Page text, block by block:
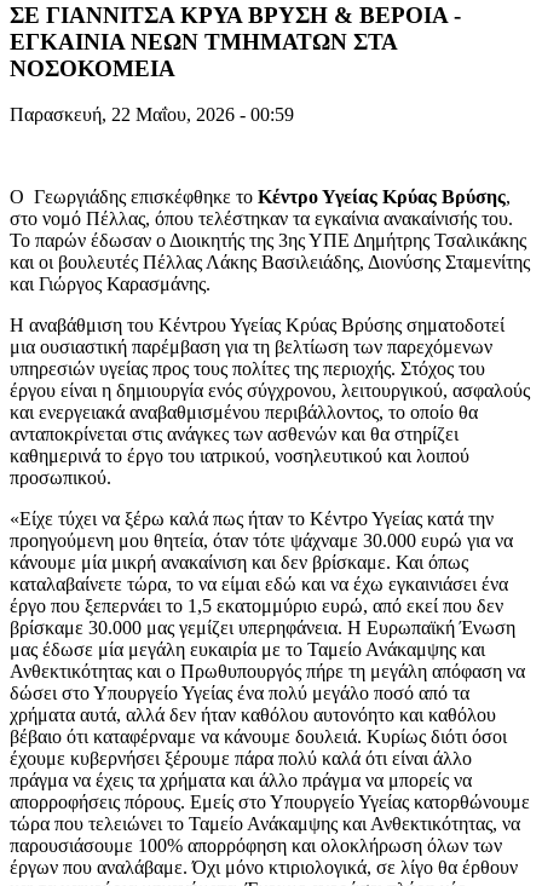
ΣΕ ΓΙΑΝΝΙΤΣΑ ΚΡΥΑ ΒΡΥΣΗ & ΒΕΡΟΙΑ -
ΕΓΚΑΙΝΙΑ ΝΕΩΝ ΤΜΗΜΑΤΩΝ ΣΤΑ
ΝΟΣΟΚΟΜΕΙΑ
Παρασκευή, 22 Μαΐου, 2026 - 00:59
Ο Γεωργιάδης επισκέφθηκε το Κέντρο Υγείας Κρύας Βρύσης,
στο νομό Πέλλας, όπου τελέστηκαν τα εγκαίνια ανακαίνισής του.
Το παρών έδωσαν ο Διοικητής της 3ης ΥΠΕ Δημήτρης Τσαλικάκης
και οι βουλευτές Πέλλας Λάκης Βασιλειάδης, Διονύσης Σταμενίτης
και Γιώργος Καρασμάνης.
Η αναβάθμιση του Κέντρου Υγείας Κρύας Βρύσης σηματοδοτεί
μια ουσιαστική παρέμβαση για τη βελτίωση των παρεχόμενων
υπηρεσιών υγείας προς τους πολίτες της περιοχής. Στόχος του
έργου είναι η δημιουργία ενός σύγχρονου, λειτουργικού, ασφαλούς
και ενεργειακά αναβαθμισμένου περιβάλλοντος, το οποίο θα
ανταποκρίνεται στις ανάγκες των ασθενών και θα στηρίζει
καθημερινά το έργο του ιατρικού, νοσηλευτικού και λοιπού
προσωπικού.
«Είχε τύχει να ξέρω καλά πως ήταν το Κέντρο Υγείας κατά την
προηγούμενη μου θητεία, όταν τότε ψάχναμε 30.000 ευρώ για να
κάνουμε μία μικρή ανακαίνιση και δεν βρίσκαμε. Και όπως
καταλαβαίνετε τώρα, το να είμαι εδώ και να έχω εγκαινιάσει ένα
έργο που ξεπερνάει το 1,5 εκατομμύριο ευρώ, από εκεί που δεν
βρίσκαμε 30.000 μας γεμίζει υπερηφάνεια. Η Ευρωπαϊκή Ένωση
μας έδωσε μία μεγάλη ευκαιρία με το Ταμείο Ανάκαμψης και
Ανθεκτικότητας και ο Πρωθυπουργός πήρε τη μεγάλη απόφαση να
δώσει στο Υπουργείο Υγείας ένα πολύ μεγάλο ποσό από τα
χρήματα αυτά, αλλά δεν ήταν καθόλου αυτονόητο και καθόλου
βέβαιο ότι καταφέρναμε να κάνουμε δουλειά. Κυρίως διότι όσοι
έχουμε κυβερνήσει ξέρουμε πάρα πολύ καλά ότι είναι άλλο
πράγμα να έχεις τα χρήματα και άλλο πράγμα να μπορείς να
απορροφήσεις πόρους. Εμείς στο Υπουργείο Υγείας κατορθώνουμε
τώρα που τελειώνει το Ταμείο Ανάκαμψης και Ανθεκτικότητας, να
παρουσιάσουμε 100% απορρόφηση και ολοκλήρωση όλων των
έργων που αναλάβαμε. Όχι μόνο κτιριολογικά, σε λίγο θα έρθουν